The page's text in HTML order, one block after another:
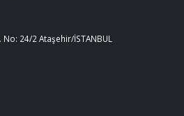
24/2 Ataşehir/İSTANBUL